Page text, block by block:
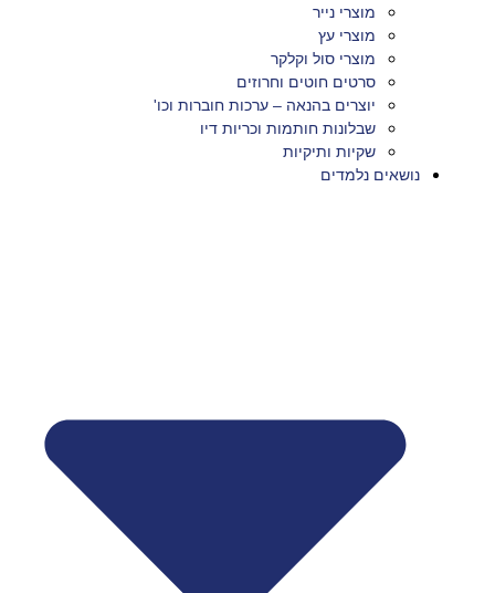
מוצרי נייר
מוצרי עץ
מוצרי סול וקלקר
סרטים חוטים וחרוזים
יוצרים בהנאה – ערכות חוברות וכו'
שבלונות חותמות וכריות דיו
שקיות ותיקיות
נושאים נלמדים